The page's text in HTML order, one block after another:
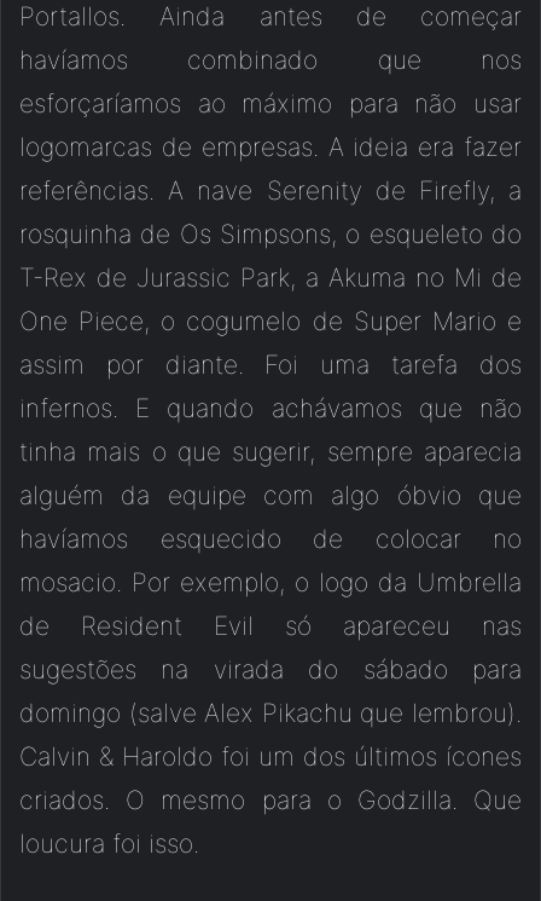
Portallos. Ainda antes de começar
havíamos combinado que nos
esforçaríamos ao máximo para não usar
logomarcas de empresas. A ideia era fazer
referências. A nave Serenity de Firefly, a
rosquinha de Os Simpsons, o esqueleto do
T-Rex de Jurassic Park, a Akuma no Mi de
One Piece, o cogumelo de Super Mario e
assim por diante. Foi uma tarefa dos
infernos. E quando achávamos que não
tinha mais o que sugerir, sempre aparecia
alguém da equipe com algo óbvio que
havíamos esquecido de colocar no
mosacio. Por exemplo, o logo da Umbrella
de Resident Evil só apareceu nas
sugestões na virada do sábado para
domingo (salve Alex Pikachu que lembrou).
Calvin & Haroldo foi um dos últimos ícones
criados. O mesmo para o Godzilla. Que
loucura foi isso.